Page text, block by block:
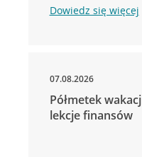
Dowiedz się więcej
07.08.2026
Półmetek
lekcje finansów